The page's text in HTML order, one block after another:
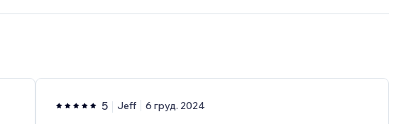
5 Jeff 6 груд. 2024